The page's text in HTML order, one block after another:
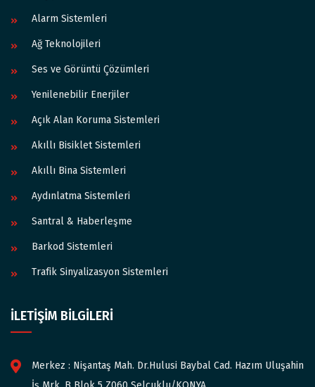
Alarm Sistemleri
Ağ Teknolojileri
Ses ve Görüntü Çözümleri
Yenilenebilir Enerjiler
Açık Alan Koruma Sistemleri
Akıllı Bisiklet Sistemleri
Akıllı Bina Sistemleri
Aydınlatma Sistemleri
Santral & Haberleşme
Barkod Sistemleri
Trafik Sinyalizasyon Sistemleri
İLETİŞİM BİLGİLERİ
Merkez : Nişantaş Mah. Dr.Hulusi Baybal Cad. Hazım Uluşahin